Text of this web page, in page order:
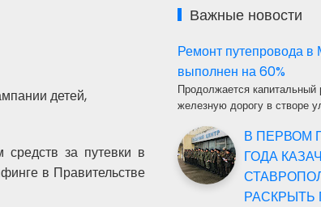
детей,
средств за путевки в
в Правительстве
Важные новости
Ремонт путепровода
выполнен на 60%
Продолжается капитальный
железную дорогу в створе
В ПЕРВОМ
ГОДА
РАСКРЫТЬ